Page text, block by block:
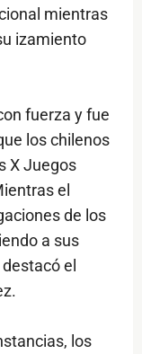
mientras
izamiento
fuerza y fue
los chilenos
X Juegos
el
de los
a sus
el
los